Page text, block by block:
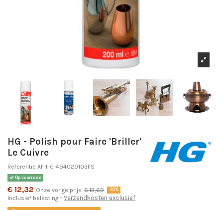
HG - Polish pour Faire 'Briller'
Le Cuivre
Referentie AF-HG-494020103FS
Op voorraad
€ 12,32 Onze vorige prijs € 13,69 -10%
Inclusief belasting Verzendkosten exclusief